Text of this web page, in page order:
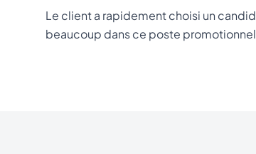
Le client a rapidement choisi un
beaucoup dans ce poste